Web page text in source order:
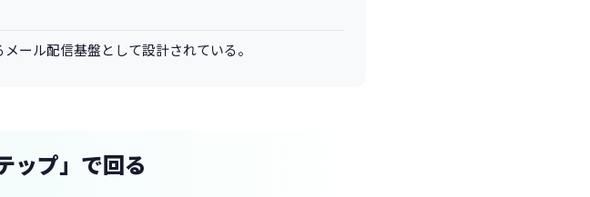
ール配信基盤として設計されている。
ップ」で回る